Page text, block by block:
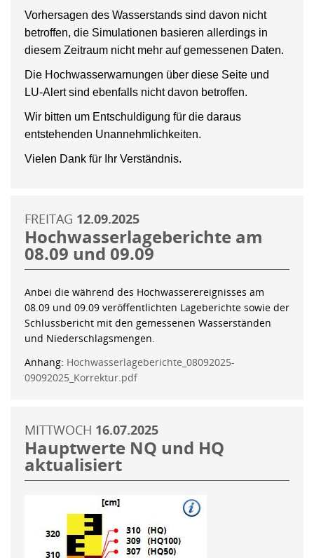
Vorhersagen des Wasserstands sind davon nicht
betroffen, die Simulationen basieren allerdings in
diesem Zeitraum nicht mehr auf gemessenen Daten.
Die Hochwasserwarnungen über diese Seite und
LU-Alert sind ebenfalls nicht davon betroffen.
Wir bitten um Entschuldigung für die daraus
entstehenden Unannehmlichkeiten.
Vielen Dank für Ihr Verständnis.
FREITAG 12.09.2025
Hochwasserlageberichte am
08.09 und 09.09
Anbei die während des Hochwasserereignisses am
08.09 und 09.09 veröffentlichten Lageberichte sowie der
Schlussbericht mit den gemessenen Wasserständen
und Niederschlagsmengen.
Anhang: Hochwasserlageberichte_08092025-
09092025_Korrektur.pdf
MITTWOCH 16.07.2025
Hauptwerte NQ und HQ
aktualisiert